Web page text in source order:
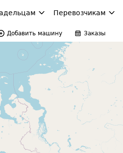
Перевозчикам
Добавить машину Заказы